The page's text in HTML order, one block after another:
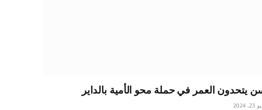
يتحدون العمر في حملة محو الأمية بالداير
2024